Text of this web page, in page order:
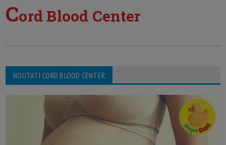
Cord Blood Center
NOUTATI CORD BLOOD CENTER